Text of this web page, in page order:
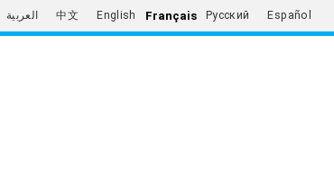
العربية 中文 English Français Русский Español